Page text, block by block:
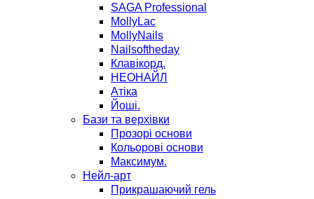
SAGA Professional
MollyLac
MollyNails
Nailsoftheday
Клавікорд.
НЕОНАЙЛ
Атіка
Йоші.
Бази та верхівки
Прозорі основи
Кольорові основи
Максимум.
Нейл-арт
Прикрашаючий гель